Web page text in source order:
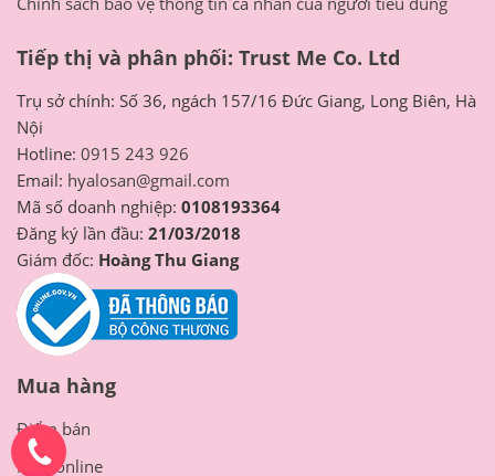
Truyền thông và người dùng chia sẻ
Tiếp thị và phân phối: Trust Me Co. Ltd
Trụ sở chính: Số 36, ngách 157/16 Đức Giang, Long Biên, Hà
Nội
Hotline:0915 243 926
Email: hyalosan@gmail.com
Mã số doanh nghiệp:0108193364
Đăng ký lần đầu:21/03/2018
Giám đốc:Hoàng Thu Giang
Mua hàng
Điểm bán